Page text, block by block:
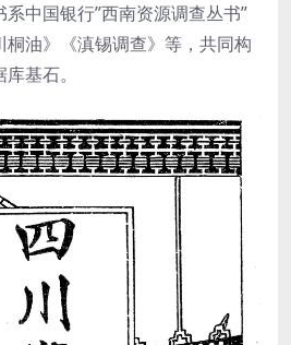
中国银行”西南资源调查丛书”
油》《滇锡调查》等，共同构
基石。